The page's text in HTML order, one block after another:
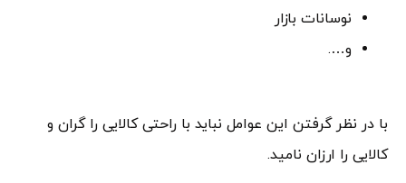
نوسانات بازار
و….
با در نظر گرفتن این عوامل نباید با راحتی کالایی را گران و
کالایی را ارزان نامید.